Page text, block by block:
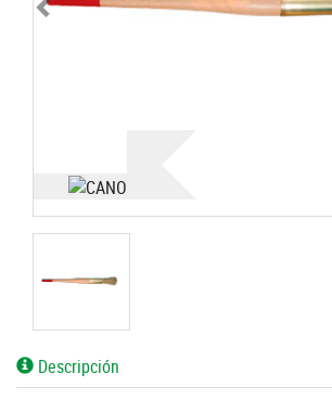
Descripción